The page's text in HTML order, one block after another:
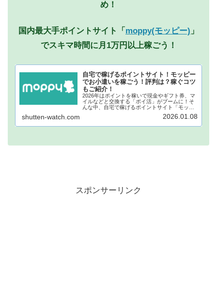
め！
国内最大手ポイントサイト「 moppy(モッピー) 」
でスキマ時間に月1万円以上稼ごう！
自宅で稼げるポイントサイト！モッピー
でお小遣いを稼ごう！評判は？稼ぐコツ
もご紹介！
2026年はポイントを稼いで現金やギフト券、マ
イルなどと交換する「ポイ活」がブームに！そ
んな中、自宅で稼げるポイントサイト「モッピ
ー」が注目されています！モッピーに登録し、
自宅でポイントを稼げば、あなたも月1万円稼ぐ
shutten-watch.com 2026.01.08
スポンサーリンク